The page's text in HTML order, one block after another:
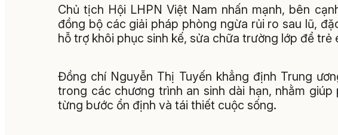
Chủ tịch Hội LHPN Việt Nam nhấn mạnh, bên
đồng bộ các giải pháp phòng ngừa rủi ro sau lũ,
hỗ trợ khôi phục sinh kế, sửa chữa trường lớp để trẻ
Đồng chí Nguyễn Thị Tuyến khẳng định Trung
trong các chương trình an sinh dài hạn, nhằm
từng bước ổn định và tái thiết cuộc sống.